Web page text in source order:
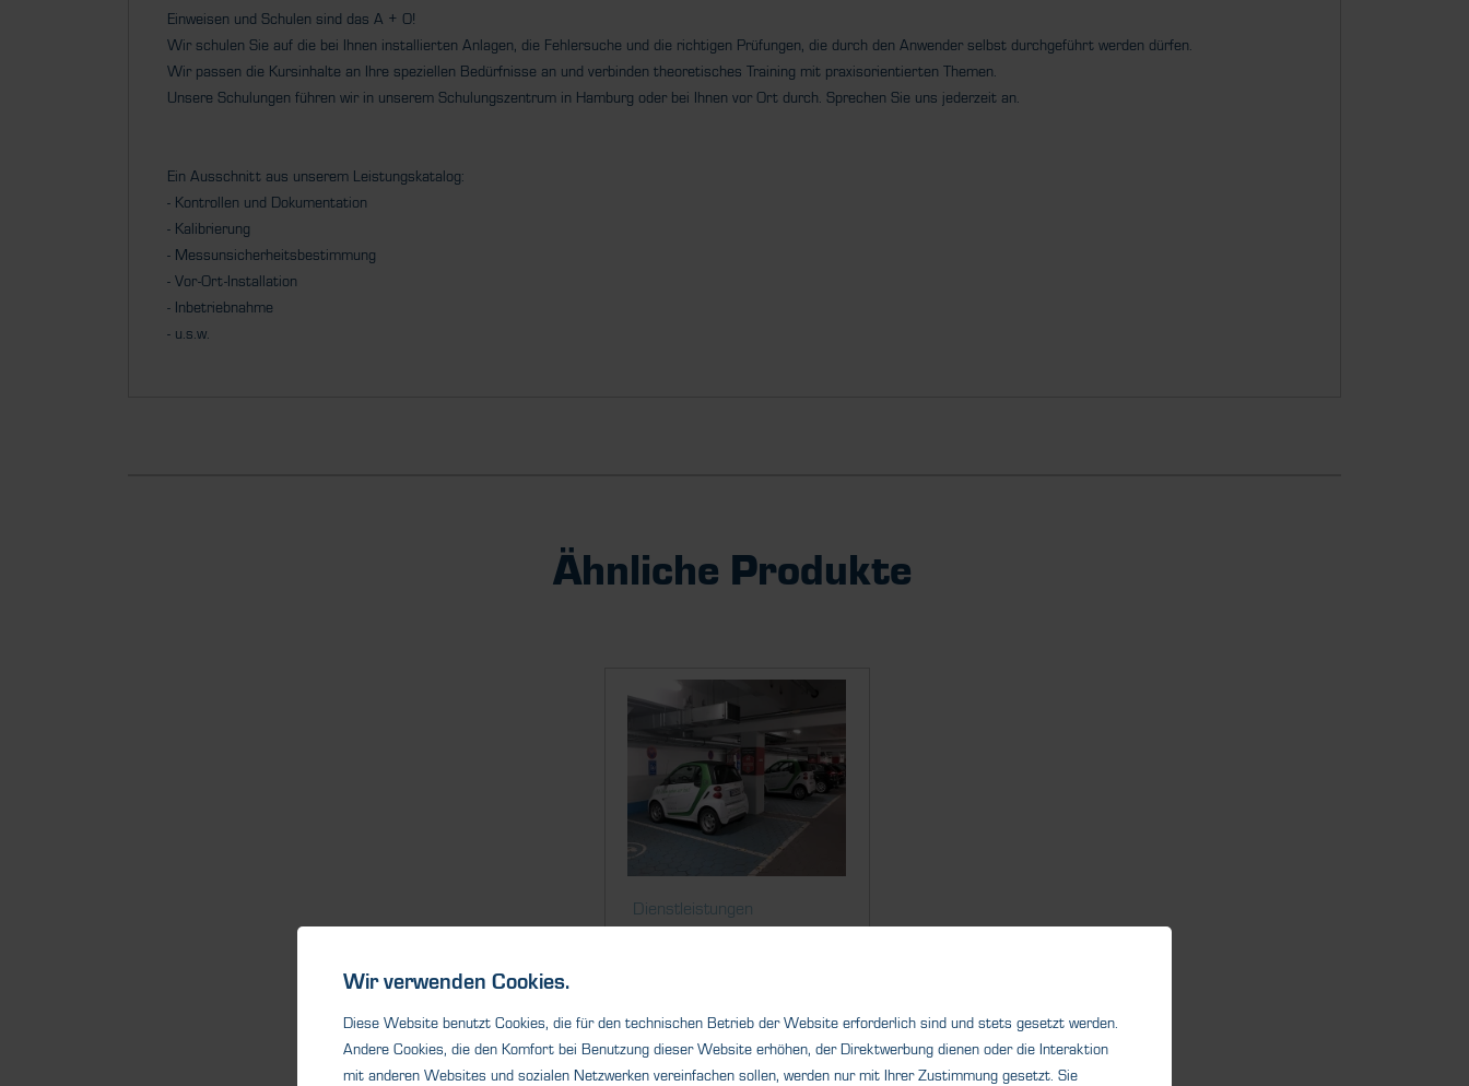
Einweisen und Schulen sind das A + O!
Wir schulen Sie auf die bei Ihnen installierten Anlagen, die Fehlersuche und die richtigen Prüfungen, die durch den Anwender selbst durchgeführt werden dürfen.
Wir passen die Kursinhalte an Ihre speziellen Bedürfnisse an und verbinden theoretisches Training mit praxisorientierten Themen.
Unsere Schulungen führen wir in unserem Schulungszentrum in Hamburg oder bei Ihnen vor Ort durch. Sprechen Sie uns jederzeit an.
Ein Ausschnitt aus unserem Leistungskatalog:
- Kontrollen und Dokumentation
- Kalibrierung
- Messunsicherheitsbestimmung
- Vor-Ort-Installation
- Inbetriebnahme
- u.s.w.
Ähnliche Produkte
Dienstleistungen
Mit unseren Servicetechnikern
sind wir vor Ort für Sie da!
Wartungen,...
Wir verwenden Cookies.
Diese Website benutzt Cookies, die für den technischen Betrieb der Website erforderlich sind und stets gesetzt werden.
Andere Cookies, die den Komfort bei Benutzung dieser Website erhöhen, der Direktwerbung dienen oder die Interaktion
mit anderen Websites und sozialen Netzwerken vereinfachen sollen, werden nur mit Ihrer Zustimmung gesetzt. Sie